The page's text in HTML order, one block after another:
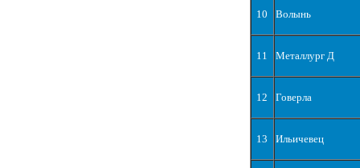
10 Волынь
11 Металлург Д
12 Говерла
13 Ильичевец